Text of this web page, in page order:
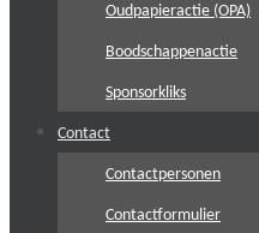
Oudpapieractie (OPA)
Boodschappenactie
Sponsorkliks
Contact
Contactpersonen
Contactformulier